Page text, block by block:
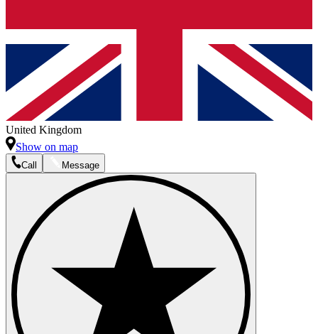
United Kingdom
Show on map
Call Message